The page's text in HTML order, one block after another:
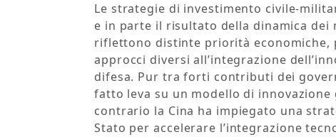
Le strategie di investimento civile-
e in parte il risultato della dinamica dei
riflettono distinte priorità economiche,
approcci diversi all’integrazione
difesa. Pur tra forti contributi dei
fatto leva su un modello di
contrario la Cina ha impiegato una
Stato per accelerare l’integrazione